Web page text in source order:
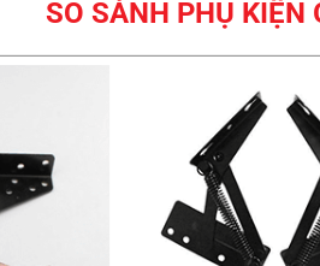
SO SÁNH PHỤ KIỆN